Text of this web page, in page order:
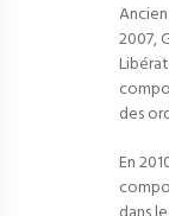
2007,
des
En